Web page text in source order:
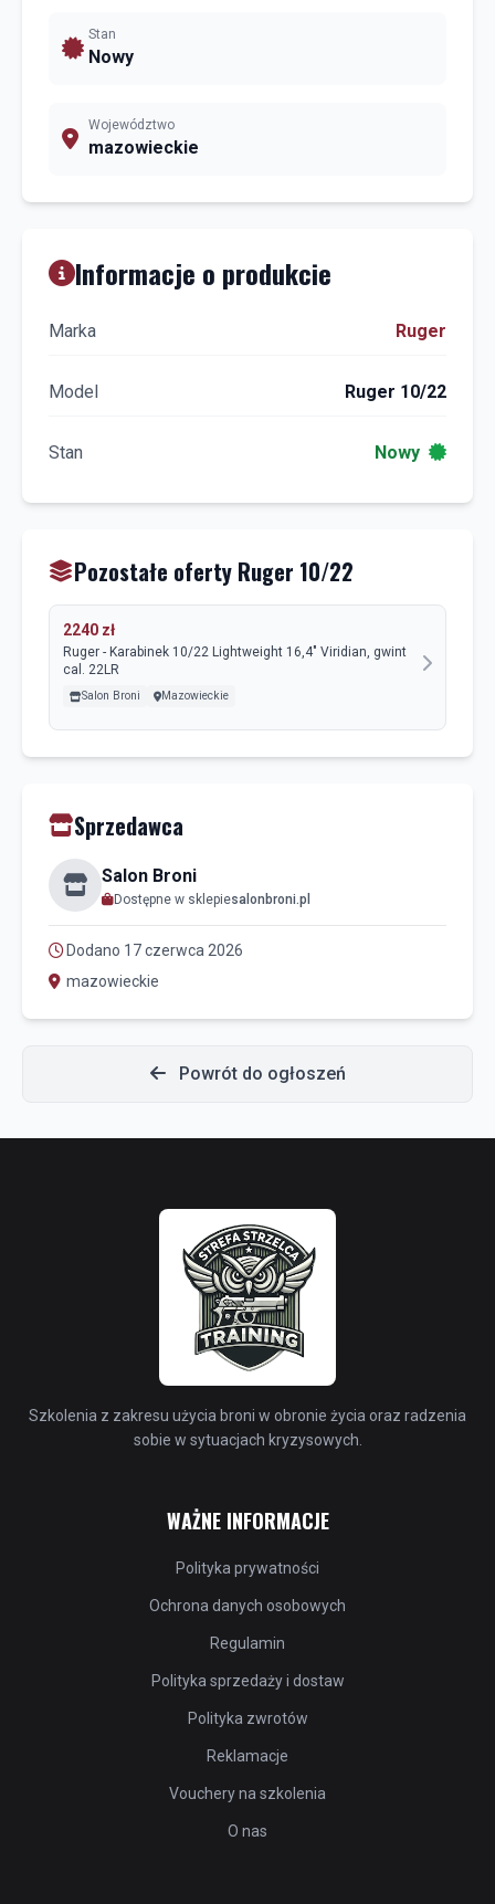
Stan
Nowy
Województwo
mazowieckie
Informacje o produkcie
Marka Ruger
Model Ruger 10/22
Stan Nowy
Pozostałe oferty Ruger 10/22
2240 zł
Ruger - Karabinek 10/22 Lightweight 16,4" Viridian, gwint
cal. 22LR
Salon Broni Mazowieckie
Sprzedawca
Salon Broni
Dostępne w sklepiesalonbroni.pl
Dodano 17 czerwca 2026
mazowieckie
Powrót do ogłoszeń
Szkolenia z zakresu użycia broni w obronie życia oraz radzenia
sobie w sytuacjach kryzysowych.
WAŻNE INFORMACJE
Polityka prywatności
Ochrona danych osobowych
Regulamin
Polityka sprzedaży i dostaw
Polityka zwrotów
Reklamacje
Vouchery na szkolenia
O nas